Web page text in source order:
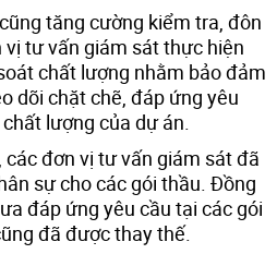
tăng cường kiểm tra, đôn
tư vấn giám sát thực hiện
chất lượng nhằm bảo đảm
dõi chặt chẽ, đáp ứng yêu
lượng của dự án.
đơn vị tư vấn giám sát đã
sự cho các gói thầu. Đồng
đáp ứng yêu cầu tại các gói
đã được thay thế.